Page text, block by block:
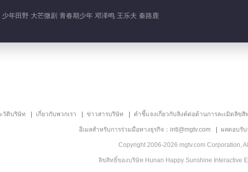
少年田野 大芒微剧 青春期少年 邓泽鸣 王乐夫 秦路鹿
วัติบริษัท เกี่ยวกับพวกเรา ข่าวสารบริษัท คำชี้แจงเกี่ยวกับลิงค์ต่อต้านการละเมิดลิขสิ
อีเมลสำหรับการร่วมมือทางธุรกิจ：intl@mgtv.com ผลตอบรับ
Copyright 2006-2026 mgtv.com Corporation,
ลิขสิทธิ์ของบริษัท Hunan Happy Sunshine Interactive